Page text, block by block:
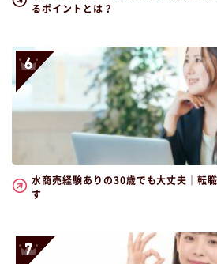
るポイントとは？
水商売経験ありの30歳でも大丈夫｜転
す